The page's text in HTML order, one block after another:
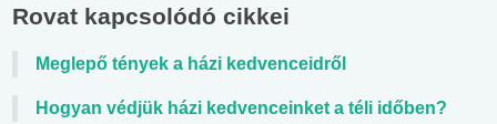
Rovat kapcsolódó cikkei
Meglepő tények a házi kedvenceidről
Hogyan védjük házi kedvenceinket a téli időben?